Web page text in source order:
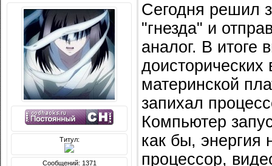
Титул:
Сообщений: 1371
Сегодня решил
"гнезда" и
аналог. В итоге
материнской
запихал
Компьютер
как бы, энергия
процессор,